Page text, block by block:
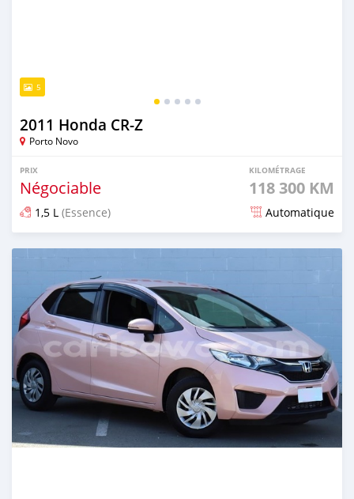
5
2011 Honda CR-Z
Porto Novo
PRIX
Négociable
KILOMÉTRAGE
118 300 KM
1,5 L (Essence) Automatique
Publié il y a plus d'un an